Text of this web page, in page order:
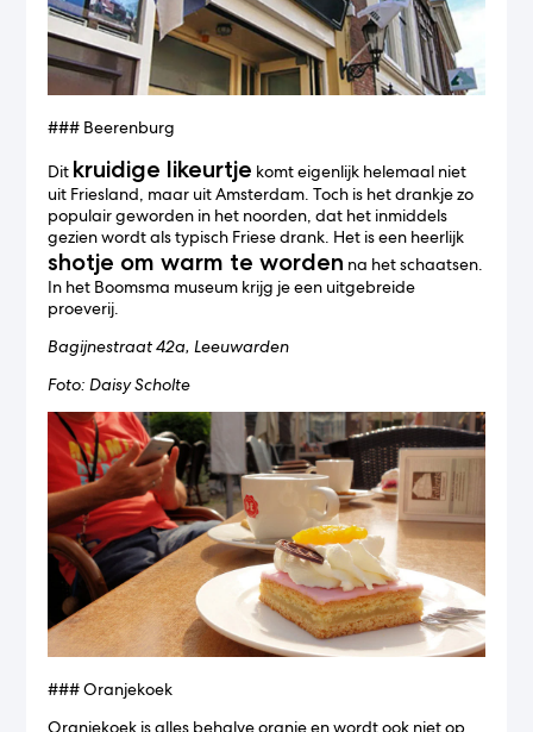
### Beerenburg
Dit kruidige likeurtje komt eigenlijk helemaal niet
uit Friesland, maar uit Amsterdam. Toch is het drankje zo
populair geworden in het noorden, dat het inmiddels
gezien wordt als typisch Friese drank. Het is een heerlijk
shotje om warm te worden na het schaatsen.
In het Boomsma museum krijg je een uitgebreide
proeverij.
Bagijnestraat 42a, Leeuwarden
Foto: Daisy Scholte
### Oranjekoek
Oranjekoek is alles behalve oranje en wordt ook niet op